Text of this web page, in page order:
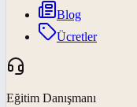
Blog
Ücretler
Eğitim Danışmanı